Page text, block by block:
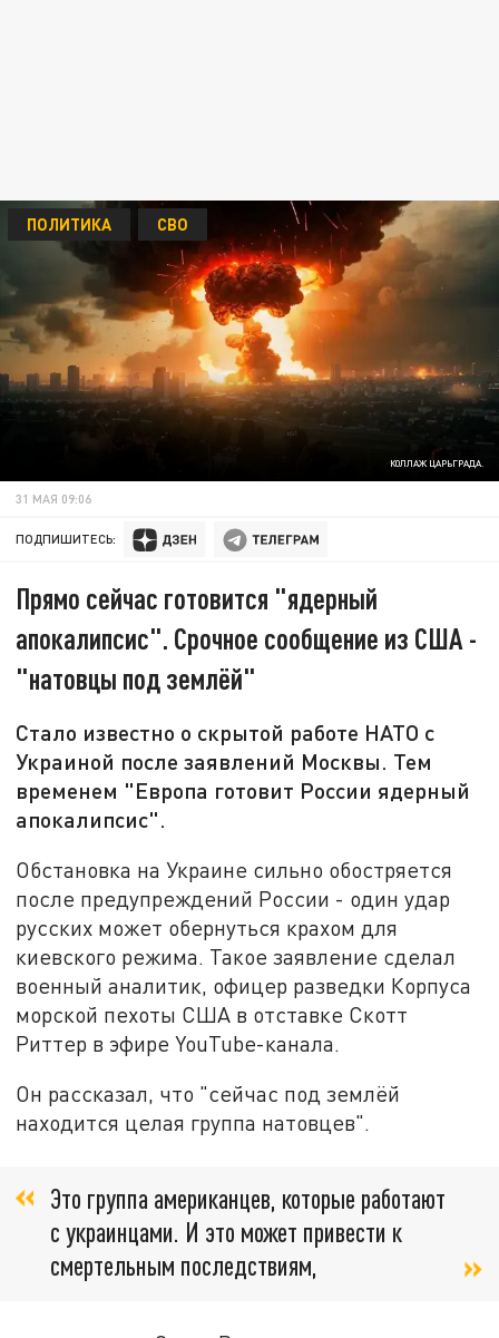
КОЛЛАЖ ЦАРЬГРАДА.
ПОЛИТИКА СВО
31 МАЯ 09:06
ПОДПИШИТЕСЬ:
Прямо сейчас готовится "ядерный
апокалипсис". Срочное сообщение из США -
"натовцы под землёй"
Стало известно о скрытой работе НАТО с
Украиной после заявлений Москвы. Тем
временем "Европа готовит России ядерный
апокалипсис".
Обстановка на Украине сильно обостряется
после предупреждений России - один удар
русских может обернуться крахом для
киевского режима. Такое заявление сделал
военный аналитик, офицер разведки Корпуса
морской пехоты США в отставке Скотт
Риттер в эфире YouTube-канала.
Он рассказал, что "сейчас под землёй
находится целая группа натовцев".
Это группа американцев, которые работают
с украинцами. И это может привести к
смертельным последствиям,